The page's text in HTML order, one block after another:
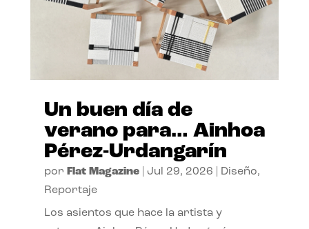
Un buen día de
verano para… Ainhoa
Pérez-Urdangarín
por Flat Magazine| Jul 29, 2026 Diseño,
Reportaje
Los asientos que hace la artista y